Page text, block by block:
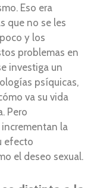
Eso era
que no se les
y los
problemas en
investiga un
psíquicas,
va su vida
Pero
la
efecto
el deseo sexual.